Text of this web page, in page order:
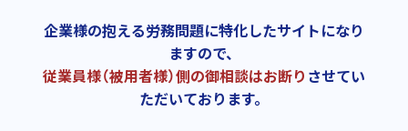
企業様の抱える労務問題に特化したサイトになり
ますので、
従業員様（被用者様）側の御相談はお断り させてい
ただいております。